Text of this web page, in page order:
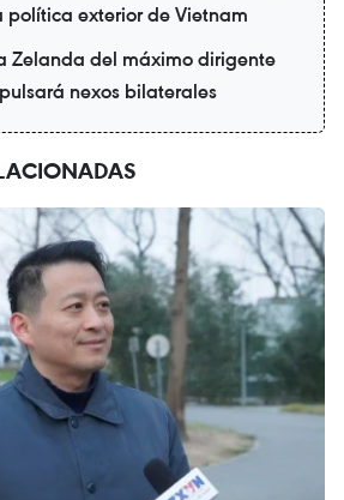
política exterior de Vietnam
Zelanda del máximo dirigente
nexos bilaterales